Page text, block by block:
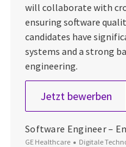
will collaborate with
ensuring software
candidates have
systems and a strong
engineering.
Jetzt bewerben
Software Engineer –
GE Healthcare Kategorie
Digitale